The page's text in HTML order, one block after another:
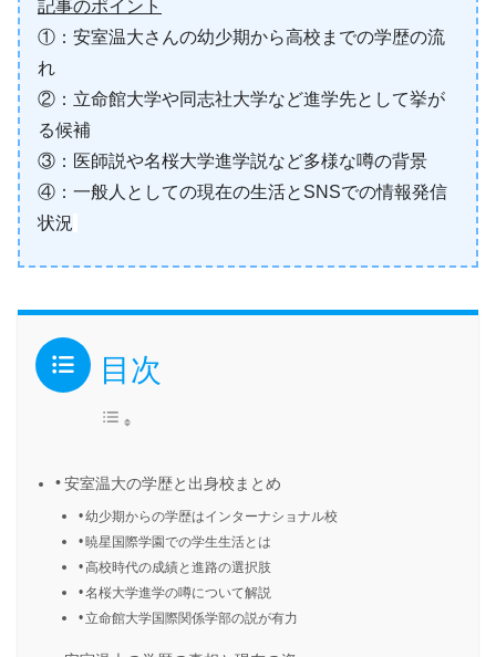
記事のポイント
①：安室温大さんの幼少期から高校までの学歴の流
れ
②：立命館大学や同志社大学など進学先として挙が
る候補
③：医師説や名桜大学進学説など多様な噂の背景
④：一般人としての現在の生活とSNSでの情報発信
状況
目次
安室温大の学歴と出身校まとめ
幼少期からの学歴はインターナショナル校
暁星国際学園での学生生活とは
高校時代の成績と進路の選択肢
名桜大学進学の噂について解説
立命館大学国際関係学部の説が有力